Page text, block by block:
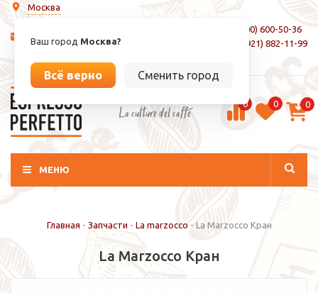
Москва
Ваш город Москва?
Всё верно Сменить город
info@espressoperfetto.ru
8 (800) 600-50-36
+7 (921) 882-11-99
La culture del caffé 0 0 0
МЕНЮ
Главная - Запчасти - La marzocco - La Marzocco Кран
La Marzocco Кран